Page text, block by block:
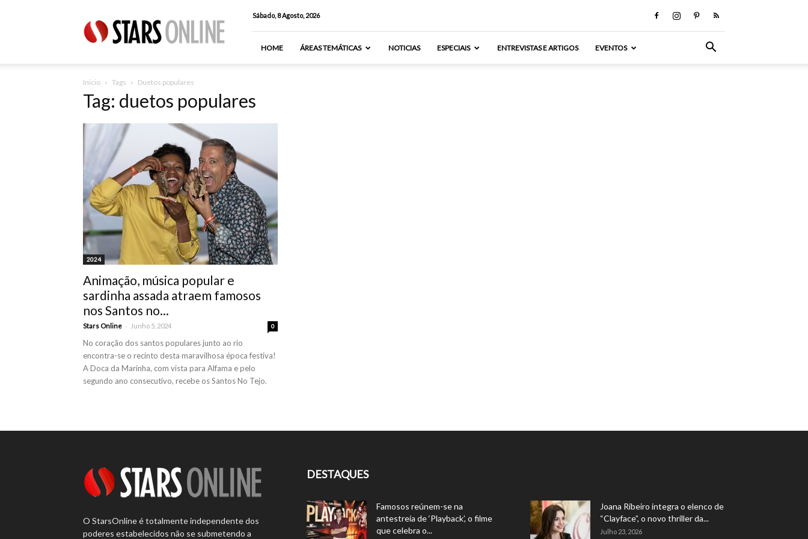
Online
Sábado, 8 Agosto, 2026
HOME ÁREAS TEMÁTICAS NOTICIAS ESPECIAIS ENTREVISTAS E ARTIGOS EVENTOS
Inicio Tags Duetos populares
Tag: duetos populares
2024
Animação, música popular e
sardinha assada atraem famosos
nos Santos no...
Stars Online - Junho 5, 2024 0
No coração dos santos populares junto ao rio
encontra-se o recinto desta maravilhosa época festiva!
A Doca da Marinha, com vista para Alfama e pelo
segundo ano consecutivo, recebe os Santos No Tejo.
O StarsOnline é totalmente independente dos
poderes estabelecidos não se submetendo a
DESTAQUES
Famosos reúnem-se na
antestreia de ‘Playback’, o filme
que celebra o...
Joana Ribeiro integra o elenco de
“Clayface”, o novo thriller da...
Julho 23, 2026